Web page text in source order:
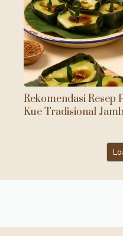
Rekomendasi Resep
Kue Tradisional